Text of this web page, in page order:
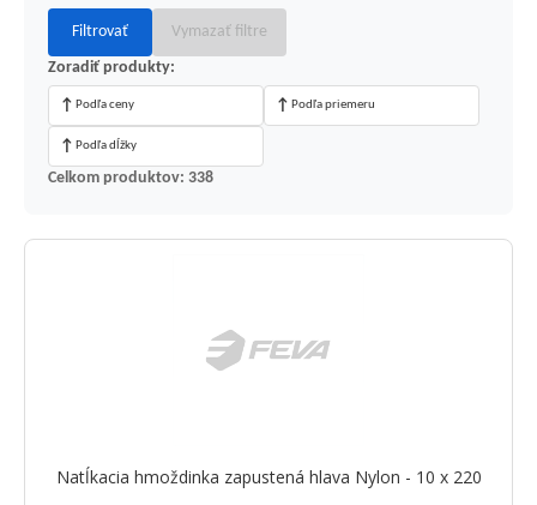
Filtrovať
Vymazať filtre
Zoradiť produkty:
↑ Podľa ceny ↑ Podľa priemeru
↑ Podľa dĺžky
Celkom produktov: 338
Natĺkacia hmoždinka zapustená hlava Nylon - 10 x 220